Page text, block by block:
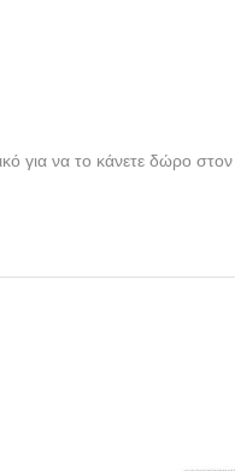
για να το κάνετε δώρο